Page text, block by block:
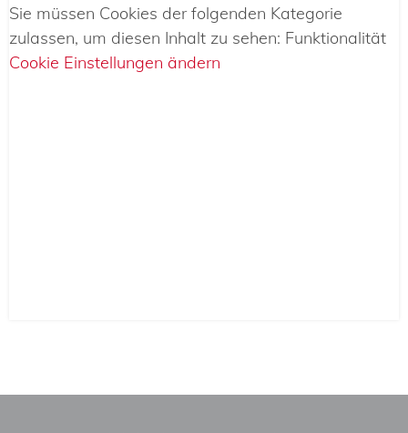
Sie müssen Cookies der folgenden Kategorie
zulassen, um diesen Inhalt zu sehen: Funktionalität
Cookie Einstellungen ändern